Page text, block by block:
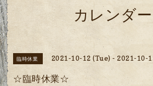
カレンダー
臨時休業 2021-10-12 (Tue) - 2021-10-
☆臨時休業☆